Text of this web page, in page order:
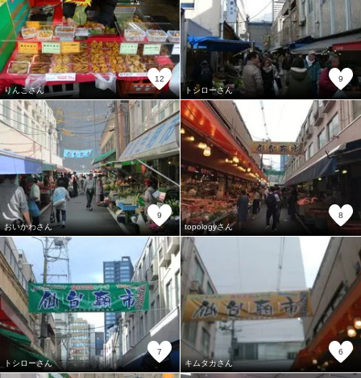
りんこさん
12
トシローさん
9
おいかわさん
9
topologyさん
8
トシローさん
7
キムタカさん
6